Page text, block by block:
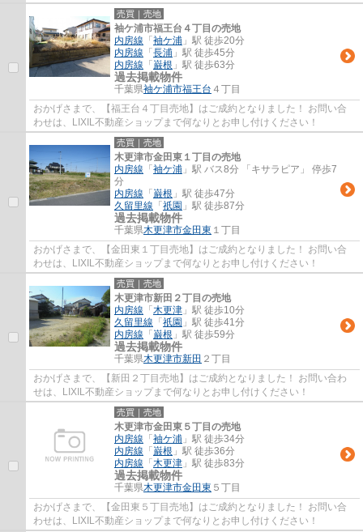
売買｜売地
袖ケ浦市福王台４丁目の売地
内房線 「 袖ケ浦 」駅 徒歩20分
内房線 「 長浦 」駅 徒歩45分
内房線 「 巌根 」駅 徒歩63分
過去掲載物件
千葉県袖ケ浦市福王台 ４丁目
おかげさまで、【福王台４丁目売地】はご成約となりました！ お問い合
わせは、LIXIL不動産ショップまで何なりとお申し付けください！
売買｜売地
木更津市金田東１丁目の売地
内房線 「 袖ケ浦 」駅 バス8分 「キサラピア」 停歩7
分
内房線 「 巌根 」駅 徒歩47分
久留里線 「 祇園 」駅 徒歩87分
過去掲載物件
千葉県木更津市金田東 １丁目
おかげさまで、【金田東１丁目売地】はご成約となりました！ お問い合
わせは、LIXIL不動産ショップまで何なりとお申し付けください！
売買｜売地
木更津市新田２丁目の売地
内房線 「 木更津 」駅 徒歩10分
久留里線 「 祇園 」駅 徒歩41分
内房線 「 巌根 」駅 徒歩59分
過去掲載物件
千葉県木更津市新田 ２丁目
おかげさまで、【新田２丁目売地】はご成約となりました！ お問い合わ
せは、LIXIL不動産ショップまで何なりとお申し付けください！
売買｜売地
木更津市金田東５丁目の売地
内房線 「 袖ケ浦 」駅 徒歩34分
内房線 「 巌根 」駅 徒歩36分
内房線 「 木更津 」駅 徒歩83分
過去掲載物件
千葉県木更津市金田東 ５丁目
おかげさまで、【金田東５丁目売地】はご成約となりました！ お問い合
わせは、LIXIL不動産ショップまで何なりとお申し付けください！